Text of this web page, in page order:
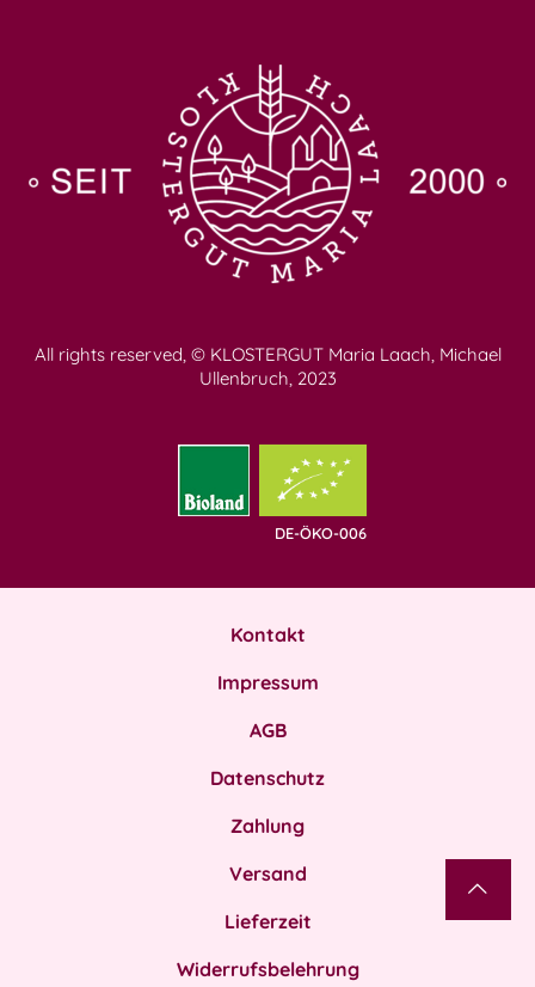
All rights reserved, © KLOSTERGUT Maria Laach, Michael
Ullenbruch, 2023
DE-ÖKO-006
Kontakt
Impressum
AGB
Datenschutz
Zahlung
Versand
Lieferzeit
Widerrufsbelehrung